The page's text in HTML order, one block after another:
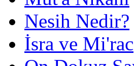
Nesih Nedir?
İsra ve Mi'rac